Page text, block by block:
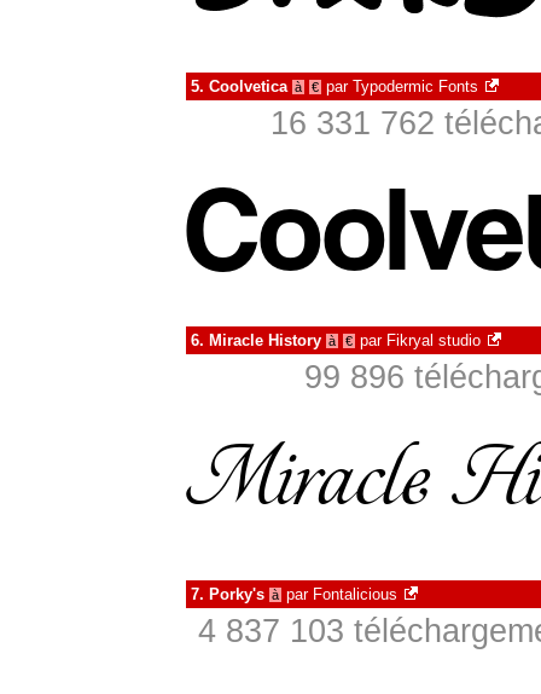
5. Coolvetica à € par Typodermic Fonts
16 331 762
6. Miracle History à € par Fikryal studio
99 896
7. Porky's à par Fontalicious
4 837 103